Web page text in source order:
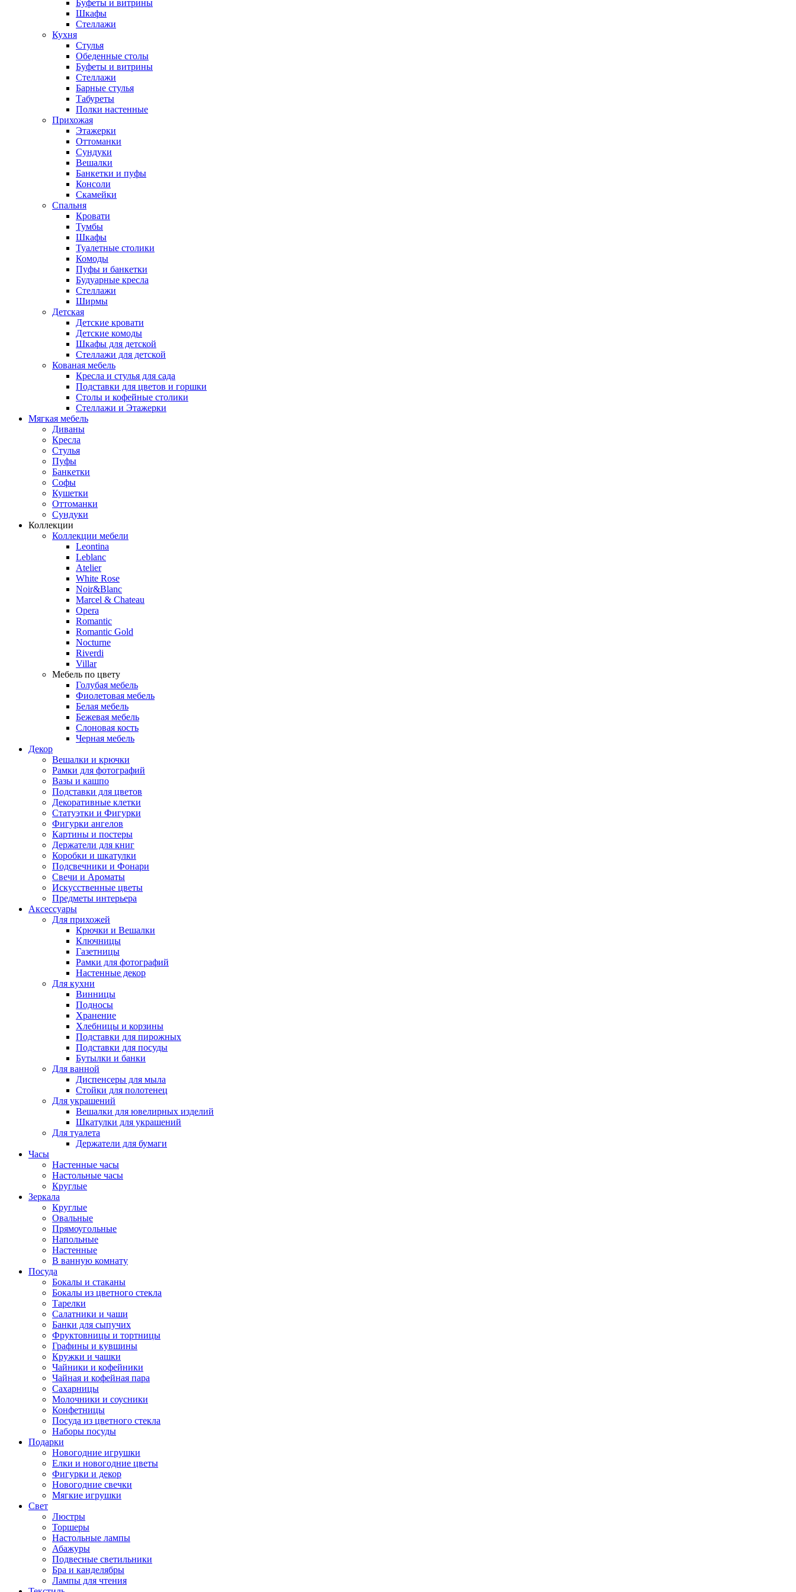
Буфеты и витрины
Шкафы
Стеллажи
Кухня
Стулья
Обеденные столы
Буфеты и витрины
Стеллажи
Барные стулья
Табуреты
Полки настенные
Прихожая
Этажерки
Оттоманки
Сундуки
Вешалки
Банкетки и пуфы
Консоли
Скамейки
Спальня
Кровати
Тумбы
Шкафы
Туалетные столики
Комоды
Пуфы и банкетки
Будуарные кресла
Стеллажи
Ширмы
Детская
Детские кровати
Детские комоды
Шкафы для детской
Стеллажи для детской
Кованая мебель
Кресла и стулья для сада
Подставки для цветов и горшки
Столы и кофейные столики
Стеллажи и Этажерки
Мягкая мебель
Диваны
Кресла
Стулья
Пуфы
Банкетки
Софы
Кушетки
Оттоманки
Сундуки
Коллекции
Коллекции мебели
Leontina
Leblanc
Аtelier
White Rose
Noir&Blanc
Marcel & Chateau
Opera
Romantic
Romantic Gold
Nocturne
Riverdi
Villar
Мебель по цвету
Голубая мебель
Фиолетовая мебель
Белая мебель
Бежевая мебель
Слоновая кость
Черная мебель
Декор
Вешалки и крючки
Рамки для фотографий
Вазы и кашпо
Подставки для цветов
Декоративные клетки
Статуэтки и Фигурки
Фигурки ангелов
Картины и постеры
Держатели для книг
Коробки и шкатулки
Подсвечники и Фонари
Свечи и Ароматы
Искусственные цветы
Предметы интерьера
Аксессуары
Для прихожей
Крючки и Вешалки
Ключницы
Газетницы
Рамки для фотографий
Настенные декор
Для кухни
Винницы
Подносы
Хранение
Хлебницы и корзины
Подставки для пирожных
Подставки для посуды
Бутылки и банки
Для ванной
Диспенсеры для мыла
Стойки для полотенец
Для украшений
Вешалки для ювелирных изделий
Шкатулки для украшений
Для туалета
Держатели для бумаги
Часы
Настенные часы
Настольные часы
Круглые
Зеркала
Круглые
Овальные
Прямоугольные
Напольные
Настенные
В ванную комнату
Посуда
Бокалы и стаканы
Бокалы из цветного стекла
Тарелки
Салатники и чаши
Банки для сыпучих
Фруктовницы и тортницы
Графины и кувшины
Кружки и чашки
Чайники и кофейники
Чайная и кофейная пара
Сахарницы
Молочники и соусники
Конфетницы
Посуда из цветного стекла
Наборы посуды
Подарки
Новогодние игрушки
Елки и новогодние цветы
Фигурки и декор
Новогодние свечки
Мягкие игрушки
Свет
Люстры
Торшеры
Настольные лампы
Абажуры
Подвесные светильники
Бра и канделябры
Лампы для чтения